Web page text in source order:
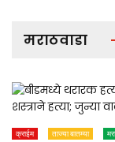
मराठवाडा
क्राईम ताज्या बातम्या